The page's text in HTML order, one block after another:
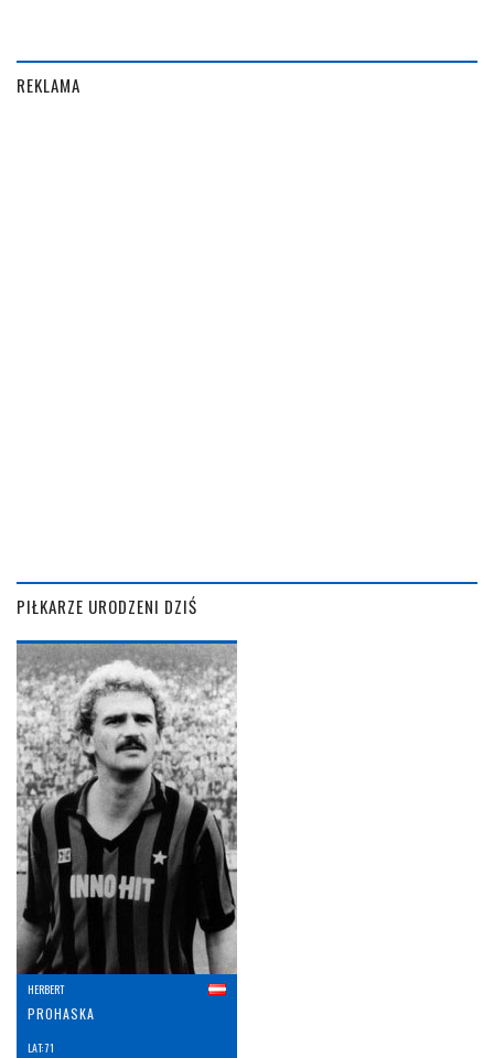
REKLAMA
PIŁKARZE URODZENI DZIŚ
HERBERT
PROHASKA
LAT: 71